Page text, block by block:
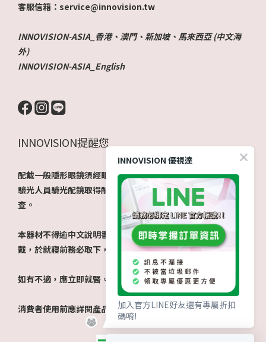
客服信箱：service@innovision.tw
INNOVISION-ASIA_香港、澳門、新加坡、馬來西亞 (中文海
外)
INNOVISION-ASIA_English
INNOVISION提醒您
配戴一般隱形眼鏡須經眼科醫師驗光配鏡取得處方箋，或經由
驗光人員驗光配鏡取得配鏡單，並定期接受眼科醫師追蹤檢
查。
本器材不得逾中文說明書建議之最長配戴時數、不得重覆配
戴，於就寢前務必取下，以免感染或潰瘍。
如有不適，應立即就醫。
消費者使用前應詳閱產品說明書。​
INNOVISION 優視達
加入官方LINE好友還有專屬折扣
碼唷!